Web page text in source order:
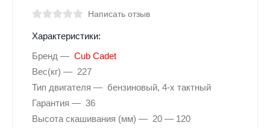
Написать отзыв
Характеристики:
Бренд
Cub Cadet
Вес(кг)
227
Тип двигателя
бензиновый, 4-х тактный
Гарантия
36
Высота скашивания (мм)
20 — 120